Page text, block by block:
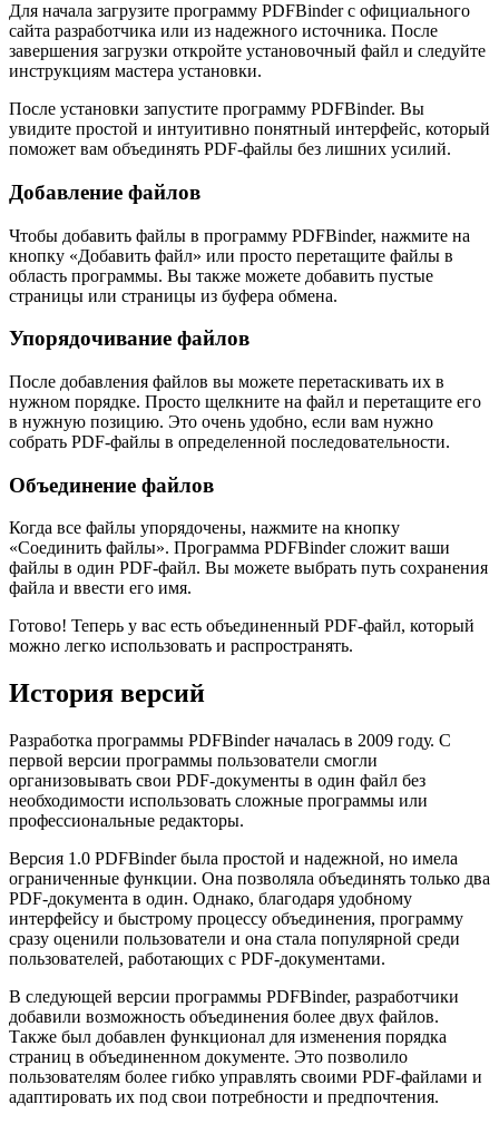
Для начала загрузите программу PDFBinder с официального
сайта разработчика или из надежного источника. После
завершения загрузки откройте установочный файл и следуйте
инструкциям мастера установки.
После установки запустите программу PDFBinder. Вы
увидите простой и интуитивно понятный интерфейс, который
поможет вам объединять PDF-файлы без лишних усилий.
Добавление файлов
Чтобы добавить файлы в программу PDFBinder, нажмите на
кнопку «Добавить файл» или просто перетащите файлы в
область программы. Вы также можете добавить пустые
страницы или страницы из буфера обмена.
Упорядочивание файлов
После добавления файлов вы можете перетаскивать их в
нужном порядке. Просто щелкните на файл и перетащите его
в нужную позицию. Это очень удобно, если вам нужно
собрать PDF-файлы в определенной последовательности.
Объединение файлов
Когда все файлы упорядочены, нажмите на кнопку
«Соединить файлы». Программа PDFBinder сложит ваши
файлы в один PDF-файл. Вы можете выбрать путь сохранения
файла и ввести его имя.
Готово! Теперь у вас есть объединенный PDF-файл, который
можно легко использовать и распространять.
История версий
Разработка программы PDFBinder началась в 2009 году. С
первой версии программы пользователи смогли
организовывать свои PDF-документы в один файл без
необходимости использовать сложные программы или
профессиональные редакторы.
Версия 1.0 PDFBinder была простой и надежной, но имела
ограниченные функции. Она позволяла объединять только два
PDF-документа в один. Однако, благодаря удобному
интерфейсу и быстрому процессу объединения, программу
сразу оценили пользователи и она стала популярной среди
пользователей, работающих с PDF-документами.
В следующей версии программы PDFBinder, разработчики
добавили возможность объединения более двух файлов.
Также был добавлен функционал для изменения порядка
страниц в объединенном документе. Это позволило
пользователям более гибко управлять своими PDF-файлами и
адаптировать их под свои потребности и предпочтения.